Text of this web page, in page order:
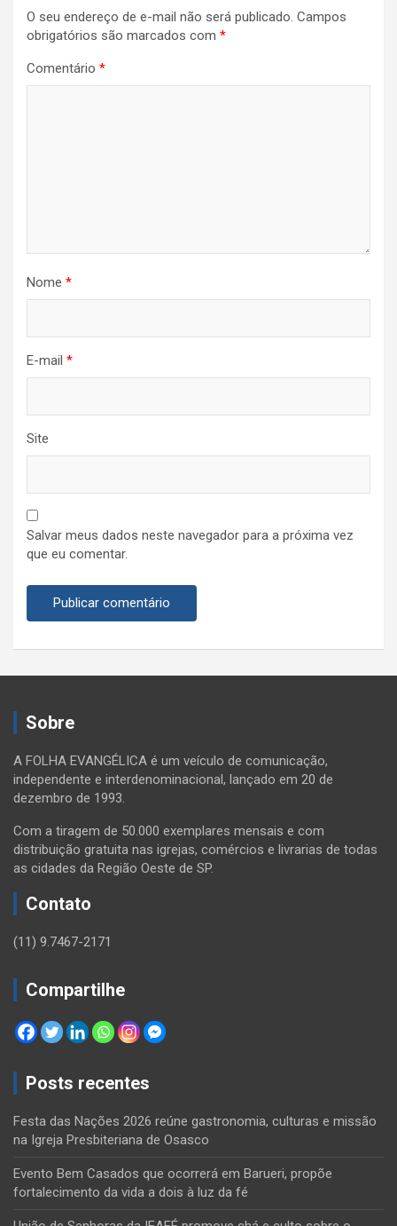
Post
O seu endereço de e-mail não será publicado. Campos
obrigatórios são marcados com *
Comentário *
Nome *
E-mail *
Site
Salvar meus dados neste navegador para a próxima vez
que eu comentar.
Sobre
A FOLHA EVANGÉLICA é um veículo de comunicação,
independente e interdenominacional, lançado em 20 de
dezembro de 1993.
Com a tiragem de 50.000 exemplares mensais e com
distribuição gratuita nas igrejas, comércios e livrarias de todas
as cidades da Região Oeste de SP.
Contato
(11) 9.7467-2171
Compartilhe
Posts recentes
Festa das Nações 2026 reúne gastronomia, culturas e missão
na Igreja Presbiteriana de Osasco
Evento Bem Casados que ocorrerá em Barueri, propõe
fortalecimento da vida a dois à luz da fé